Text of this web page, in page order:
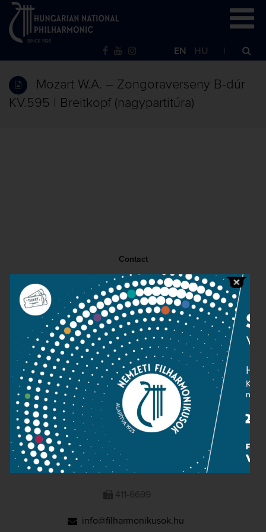
EN HU
Mozart W.A. – Zongoraverseny B-dúr
KV.595 | Breitkopf (nagypartitúra)
Contact
Public information
Press room
Terms and privacy
Imprint
NATIONAL PHILHARMONIC
1095 Budapest, Komor Marcell u. 1. (Müpa)
411-6600
411-6699
info@filharmonikusok.hu